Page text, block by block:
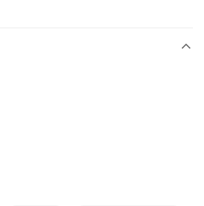
務後，再付款。
流程】
先享後付」後，將跳轉至「AFTEE先享後付」
收到繳費通知簡訊。
天內，點擊此簡訊中的連結，可透過四大超商／
式進行付款，方視為交易完成。
先享後付 」之結帳頁面顯示為準，若有關於
消欲退款等相關疑問，請聯繫「AFTEE先享後付
含以上)免運費
含以上)免運費
含以上)免運費